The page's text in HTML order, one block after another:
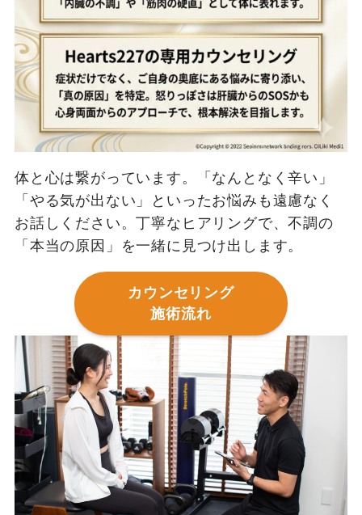
体と心は繋がっています。「なんとなく辛い」
「やる気が出ない」といったお悩みも遠慮なく
お話しください。丁寧なヒアリングで、不調の
「本当の原因」を一緒に見つけ出します。
カウンセリング
施術流れ